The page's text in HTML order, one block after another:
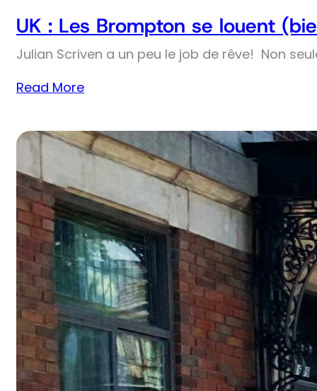
UK : Les Brompton se louent
Julian Scriven a un peu le job de rêve! Non
Read More